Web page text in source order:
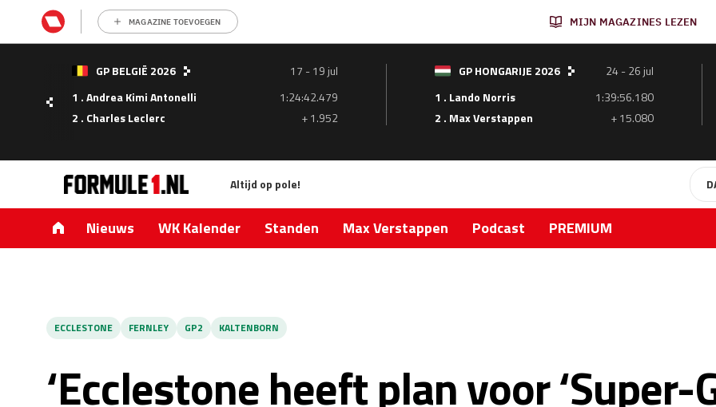
MAGAZINE TOEVOEGEN MIJN MAGAZINES LEZEN
GP BELGIË 2026
17 - 19 jul
1 . Andrea Kimi Antonelli
1:24:42.479
2 . Charles Leclerc
+ 1.952
GP HONGARIJE 2026
24 - 26 jul
1 . Lando Norris
1:39:56.180
2 . Max Verstappen
+ 15.080
Altijd op pole!
Nieuws WK Kalender Standen Max Verstappen Podcast PREMIUM
ECCLESTONE FERNLEY GP2 KALTENBORN
‘Ecclestone heeft plan voor ‘Super-